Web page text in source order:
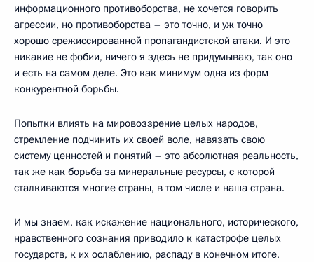
информационного противоборства, не хочется говорить
агрессии, но противоборства – это точно, и уж точно
хорошо срежиссированной пропагандистской атаки. И это
никакие не фобии, ничего я здесь не придумываю, так оно
и есть на самом деле. Это как минимум одна из форм
конкурентной борьбы.
Попытки влиять на мировоззрение целых народов,
стремление подчинить их своей воле, навязать свою
систему ценностей и понятий – это абсолютная реальность,
так же как борьба за минеральные ресурсы, с которой
сталкиваются многие страны, в том числе и наша страна.
И мы знаем, как искажение национального, исторического,
нравственного сознания приводило к катастрофе целых
государств, к их ослаблению, распаду в конечном итоге,